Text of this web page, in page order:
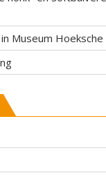
Museum Hoeksche